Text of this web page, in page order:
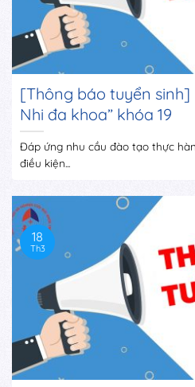
[Thông báo tuyển sinh]
Nhi đa khoa” khóa 19
Đáp ứng nhu cầu đào tạo thực
điều kiện...
18
Th3